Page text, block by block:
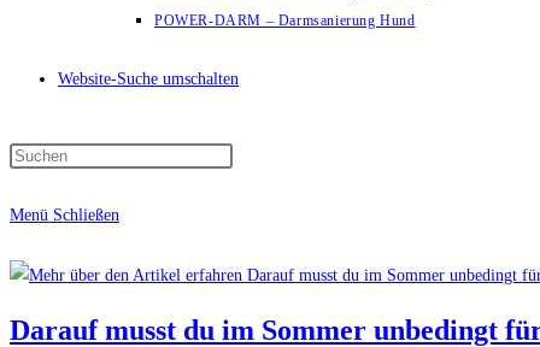
POWER-DARM – Darmsanierung Hund
Website-Suche umschalten
Menü Schließen
Darauf musst du im Sommer unbedingt